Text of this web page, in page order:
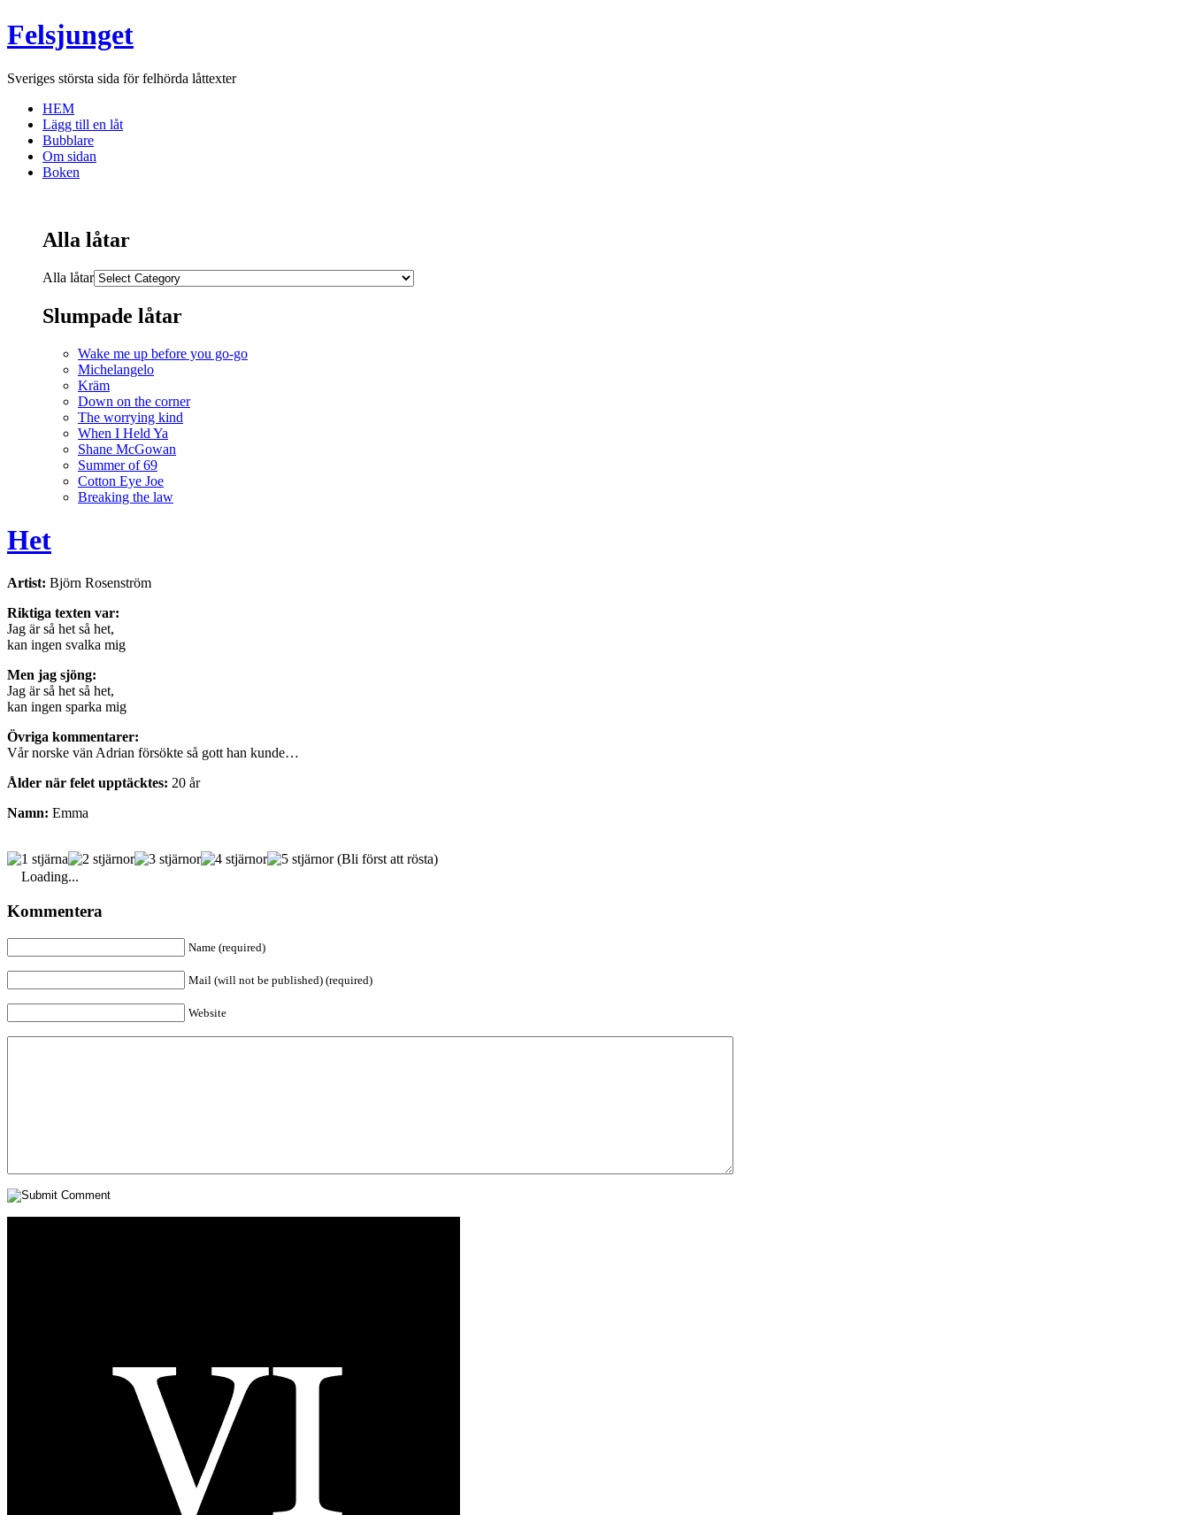
Felsjunget
Sveriges största sida för felhörda låttexter
HEM
Lägg till en låt
Bubblare
Om sidan
Boken
Alla låtar
Alla låtar
Slumpade låtar
Wake me up before you go-go
Michelangelo
Kräm
Down on the corner
The worrying kind
When I Held Ya
Shane McGowan
Summer of 69
Cotton Eye Joe
Breaking the law
Het
Artist: Björn Rosenström
Riktiga texten var:
Jag är så het så het,
kan ingen svalka mig
Men jag sjöng:
Jag är så het så het,
kan ingen sparka mig
Övriga kommentarer:
Vår norske vän Adrian försökte så gott han kunde…
Ålder när felet upptäcktes: 20 år
Namn: Emma
(Bli först att rösta)
Loading...
Kommentera
Name (required)
Mail (will not be published) (required)
Website